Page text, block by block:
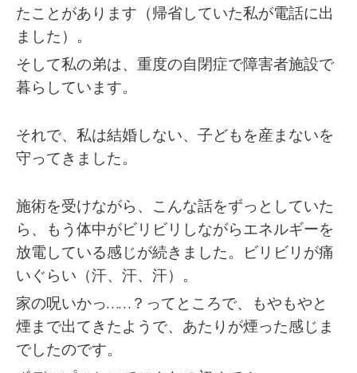
たことがあります（帰省していた私が電話に出
ました）。
そして私の弟は、 重度の自閉症で障害者施設で
暮らしています。
それで、私は結婚しない、子どもを産まないを
守ってきました。
施術を受けながら、こんな話をずっとしていた
ら、もう体中がビリビリしながらエネルギーを
放電している感じが続きました。
ビリビリが痛
いぐらい（汗、汗、汗）。
家の呪いかっ……？ってところで、もやもやと
煙まで出てきたようで、あたりが煙った感じま
でしたのです。